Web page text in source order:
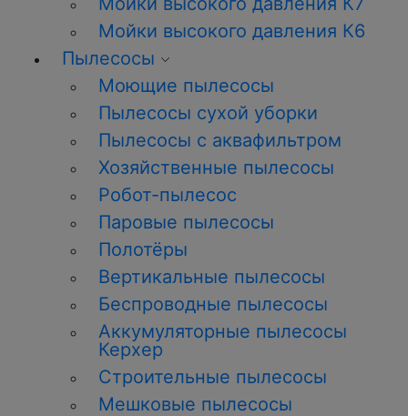
Мойки высокого давления К6
Пылесосы
Моющие пылесосы
Пылесосы сухой уборки
Пылесосы с аквафильтром
Хозяйственные пылесосы
Робот-пылесос
Паровые пылесосы
Полотёры
Вертикальные пылесосы
Беспроводные пылесосы
Аккумуляторные пылесосы
Керхер
Строительные пылесосы
Мешковые пылесосы